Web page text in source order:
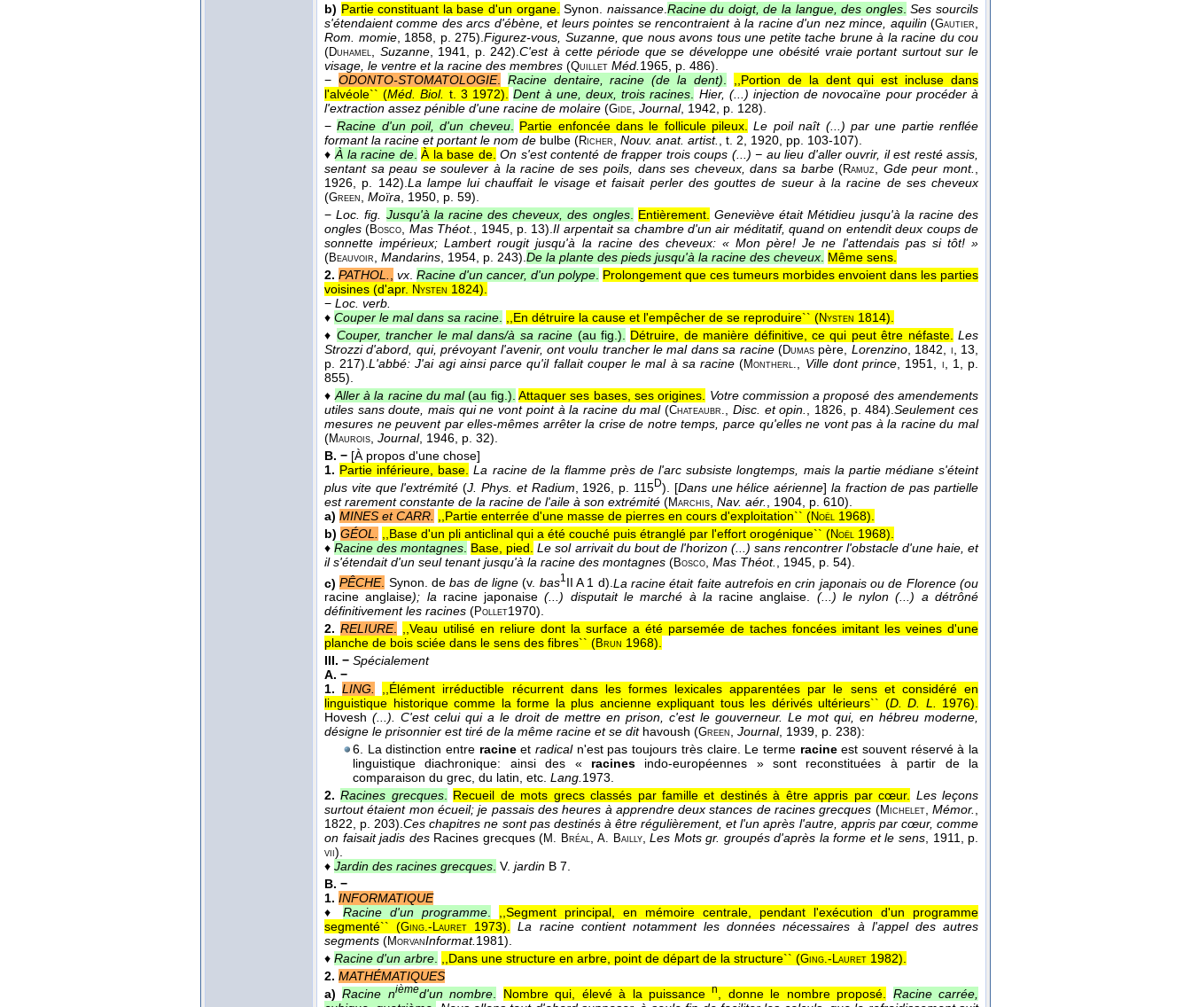
b) Partie constituant la base d'un organe. Synon. naissance. Racine du doigt, de la langue, des ongles. Ses sourcils
s'étendaient comme des arcs d'ébène, et leurs pointes se rencontraient à la racine d'un nez mince, aquilin(Gautier
Rom. momie, 1858 , p. 275). Figurez-vous, Suzanne, que nous avons tous une petite tache brune à la racine du cou
(Duhamel Suzanne, 1941 , p. 242).C'est à cette période que se développe une obésité vraie portant surtout sur le
visage, le ventre et la racine des membres (Quillet Méd. 1965 , p. 486).
− ODONTO-STOMATOLOGIE. Racine dentaire, racine (de la dent)
,,Portion de la dent qui est incluse dans
l'alvéole`` (Méd. Biol. t. 3 1972). Dent à une, deux, trois racines
Hier, (...) injection de novocaïne pour procéder à
l'extraction assez pénible d'une racine de molaire (Gide Journal, 1942 , p. 128).
−Racine d'un poil, d'un cheveu. Partie enfoncée dans le follicule pileux.
Le poil naît (...) par une partie renflée
formant la racine et portant le nom de bulbe (Richer Nouv. anat. artist. , t. 2 , 1920 , pp. 103-107).
♦ À la racine de. À la base de. On s'est contenté de frapper trois coups (...) − au lieu d'aller ouvrir, il est resté assis,
sentant sa peau se soulever à la racine de ses poils, dans ses cheveux, dans sa barbe(Ramuz Gde peur mont.
1926 , p. 142). La lampe lui chauffait le visage et faisait perler des gouttes de sueur à la racine de ses cheveux
(Green Moïra , 1950 , p. 59).
−Loc. fig. Jusqu'à la racine des cheveux, des ongles. Entièrement. Geneviève était Métidieu jusqu'à la racine des
ongles (Bosco Mas Théot. , 1945, p. 13).Il arpentait sa chambre d'un air méditatif, quand on entendit deux coups de
sonnette impérieux; Lambert rougit jusqu'à la racine des cheveux: « Mon père! Je ne l'attendais pas si tôt! »
(Beauvoir Mandarins , 1954 , p. 243). De la plante des pieds jusqu'à la racine des cheveux Même sens.
2. PATHOL. vx Racine d'un cancer, d'un polype Prolongement que ces tumeurs morbides envoient dans les parties
voisines (d'apr. Nysten 1824).
− Loc. verb.
♦ Couper le mal dans sa racine ,,En détruire la cause et l'empêcher de se reproduire`` (Nysten 1814).
♦ Couper, trancher le mal dans/à sa racine (au fig.). Détruire, de manière définitive, ce qui peut être néfaste. Les
Strozzi d'abord, qui, prévoyant l'avenir, ont voulu trancher le mal dans sa racine(Dumas père Lorenzino, 1842 i
, 13,
p. 217).L'abbé: J'ai agi ainsi parce qu'il fallait couper le mal à sa racine (Montherl. Ville dont prince , 1951 i
, 1, p.
855).
♦ Aller à la racine du mal(au fig.). Attaquer ses bases, ses origines.
Votre commission a proposé des amendements
utiles sans doute, mais qui ne vont point à la racine du mal(Chateaubr. Disc. et opin. , 1826, p. 484).Seulement ces
mesures ne peuvent par elles-mêmes arrêter la crise de notre temps, parce qu'elles ne vont pas à la racine du mal
(Maurois Journal, 1946 , p. 32).
B. − [À propos d'une chose]
1. Partie inférieure, base. La racine de la flamme près de l'arc subsiste longtemps, mais la partie médiane s'éteint
plus vite que l'extrémité (J. Phys. et Radium , 1926, p. 115D). [Dans une hélice aérienne] la fraction de pas partielle
est rarement constante de la racine de l'aile à son extrémité (Marchis Nav. aér. , 1904 , p. 610).
a) MINES et CARR. ,,Partie enterrée d'une masse de pierres en cours d'exploitation`` (Noël 1968).
b) GÉOL. ,,Base d'un pli anticlinal qui a été couché puis étranglé par l'effort orogénique`` (Noël 1968).
♦Racine des montagnes Base, pied. Le sol arrivait du bout de l'horizon (...) sans rencontrer l'obstacle d'une haie, et
il s'étendait d'un seul tenant jusqu'à la racine des montagnes (Bosco Mas Théot. , 1945 , p. 54).
c) PÊCHE. Synon. debas de ligne(v. bas1II A 1 d).La racine était faite autrefois en crin japonais ou de Florence (ou
racine anglaise); laracine japonaise(...) disputait le marché à laracine anglaise. (...) le nylon (...) a détrôné
définitivement les racines (Pollet1970).
2. RELIURE. ,,Veau utilisé en reliure dont la surface a été parsemée de taches foncées imitant les veines d'une
planche de bois sciée dans le sens des fibres`` (Brun 1968).
III. − Spécialement
A. −
1. LING.
,,Élément irréductible récurrent dans les formes lexicales apparentées par le sens et considéré en
linguistique historique comme la forme la plus ancienne expliquant tous les dérivés ultérieurs`` (D. D. L. 1976).
Hovesh (...). C'est celui qui a le droit de mettre en prison, c'est le gouverneur. Le mot qui, en hébreu moderne,
désigne le prisonnier est tiré de la même racine et se dithavoush (Green, Journal, 1939, p. 238):
6. La distinction entre racineetradicaln'est pas toujours très claire. Le terme racineest souvent réservé à la
linguistique diachronique: ainsi des « racinesindo-européennes » sont reconstituées à partir de la
comparaison du grec, du latin, etc. Lang.1973.
2. Racines grecques. Recueil de mots grecs classés par famille et destinés à être appris par cœur. Les leçons
surtout étaient mon écueil; je passais des heures à apprendre deux stances de racines grecques (Michelet, Mémor.,
1822, p. 203).Ces chapitres ne sont pas destinés à être régulièrement, et l'un après l'autre, appris par cœur, comme
on faisait jadis desRacines grecques (M. Bréal,A. Bailly,Les Mots gr. groupés d'après la forme et le sens, 1911, p.
vii).
♦ Jardin des racines grecques. V. jardin B 7.
B. −
1. INFORMATIQUE
♦ Racine d'un programme.
,,Segment principal, en mémoire centrale, pendant l'exécution d'un programme
segmenté`` (Ging.- Lauret 1973). La racine contient notamment les données nécessaires à l'appel des autres
segments (MorvanInformat.1981).
♦ Racine d'un arbre. ,,Dans une structure en arbre, point de départ de la structure`` (Ging.- Lauret 1982).
2. MATHÉMATIQUES
a) Racine nièmed'un nombre Nombre qui, élevé à la puissancen , donne le nombre proposé.
Racine carrée,